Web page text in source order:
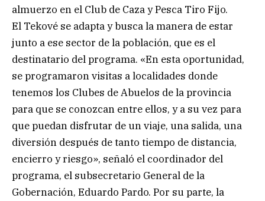
almuerzo en el Club de Caza y Pesca Tiro Fijo.
El Tekové se adapta y busca la manera de estar
junto a ese sector de la población, que es el
destinatario del programa. «En esta oportunidad,
se programaron visitas a localidades donde
tenemos los Clubes de Abuelos de la provincia
para que se conozcan entre ellos, y a su vez para
que puedan disfrutar de un viaje, una salida, una
diversión después de tanto tiempo de distancia,
encierro y riesgo», señaló el coordinador del
programa, el subsecretario General de la
Gobernación, Eduardo Pardo. Por su parte, la